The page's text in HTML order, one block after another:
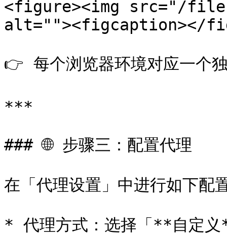
<figure><img src="/
alt=""><figcaption></
👉 每个浏览器环境对应一个
***
### 🌐 步骤三：配置代理
在「代理设置」中进行如下配
* 代理方式：选择「**自定